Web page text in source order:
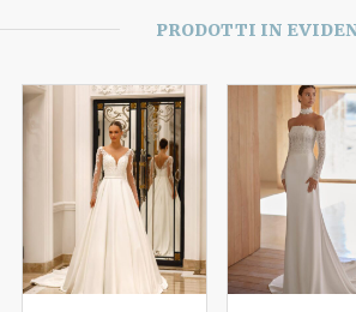
PRODOTTI IN